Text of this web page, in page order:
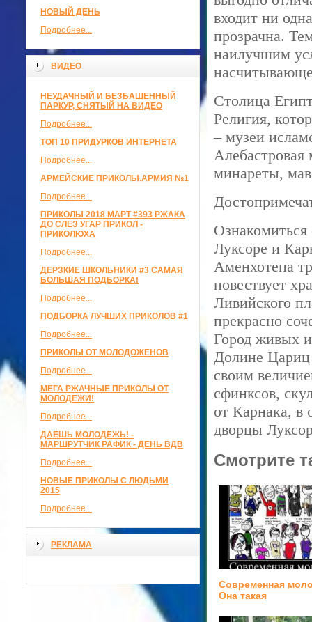
НОВЫЙ ДЕНЬ
Подробнее...
ВИДЕО
НЕУДАЧНЫЙ И БЕЗБАШЕННЫЙ
ПАРКУР, СНЯТЫЙ НА ВИДЕО
Подробнее...
ТОП 10 ПРИДУРКОВ ИНТЕРНЕТА
Подробнее...
АРМЕЙСКИЕ ПРИКОЛЫ.АРМИЯ №1
Подробнее...
ПРИКОЛЫ 2018 МАРТ #393 РЖАКА
ДО СЛЕЗ УГАР ПРИКОЛ -
ПРИКОЛЮХА
Подробнее...
ДЕРЗКИЕ ШКОЛЬНИКИ #3 САМАЯ
БОЛЬШАЯ ПОДБОРКА!
Подробнее...
ПОДБОРКА ЛУЧШИХ ПРИКОЛОВ #1
Подробнее...
ПРИКОЛЫ ОТ МОЛОДОЖЕНОВ
Подробнее...
МЕГА РЖАЧНЫЕ ПРИКОЛЫ ОТ
МОЛОДЕЖИ!
Подробнее...
ДАЁШЬ МОЛОДЁЖЬ! -
МАРШРУТЧИК РАФИК - ДЕНЬ ВДВ
Подробнее...
НОВЫЕ ПРИКОЛЫ С ЛЮДЬМИ
2015
Подробнее...
РЕКЛАМА
входит ни
прозрачна.
наилучшим
Столица
Религия,
– музеи
Алебастровая
минареты,
Луксоре и
Аменхотепа
повествует
Ливийского
прекрасно
Город живых
Долине
своим
сфинксов,
от Карнака, в
дворцы
Смотрите
Современная
Она такая